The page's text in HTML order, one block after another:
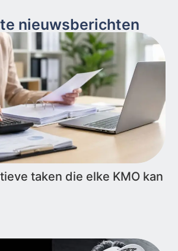
nieuwsberichten
taken die elke KMO kan